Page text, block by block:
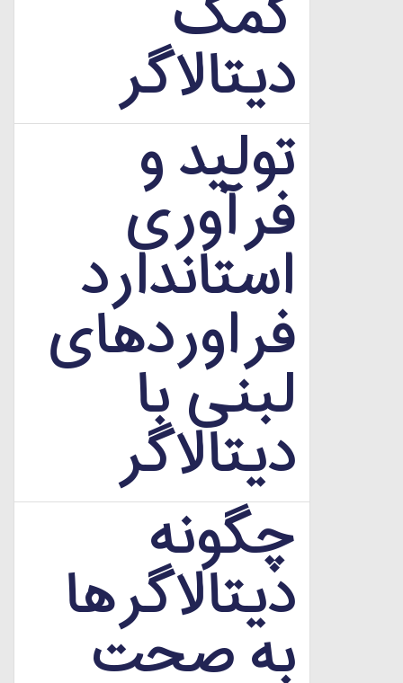
دیتالاگر
تولید و
فرآوری
استاندارد
فراوردهای
لبنی با
دیتالاگر
چگونه
دیتالاگرها
به صحت